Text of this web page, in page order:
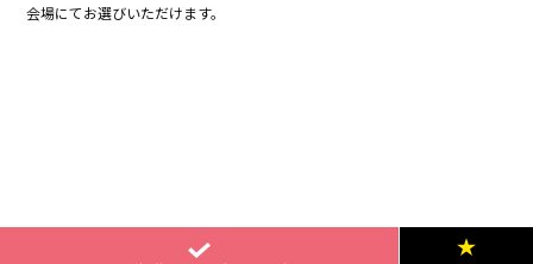
会場にてお選びいただけます。